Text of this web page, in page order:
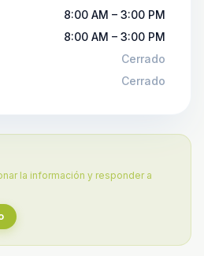
8:00 AM – 3:00 PM
8:00 AM – 3:00 PM
Cerrado
Cerrado
la información y responder a